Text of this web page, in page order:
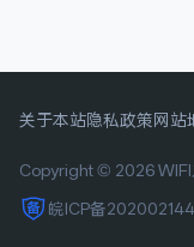
关于本站隐私政策网站
Copyright © 2026 WIFI
皖ICP备